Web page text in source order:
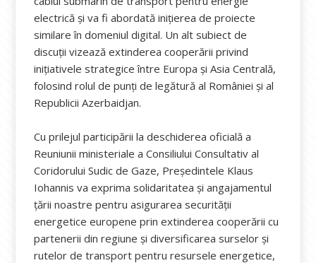
electrică și va fi abordată inițierea de proiecte
similare în domeniul digital. Un alt subiect de
discuții vizează extinderea cooperării privind
inițiativele strategice între Europa și Asia Centrală,
folosind rolul de punți de legătură al României și al
Republicii Azerbaidjan.
Cu prilejul participării la deschiderea oficială a
Reuniunii ministeriale a Consiliului Consultativ al
Coridorului Sudic de Gaze, Președintele Klaus
Iohannis va exprima solidaritatea și angajamentul
țării noastre pentru asigurarea securității
energetice europene prin extinderea cooperării cu
partenerii din regiune și diversificarea surselor și
rutelor de transport pentru resursele energetice,